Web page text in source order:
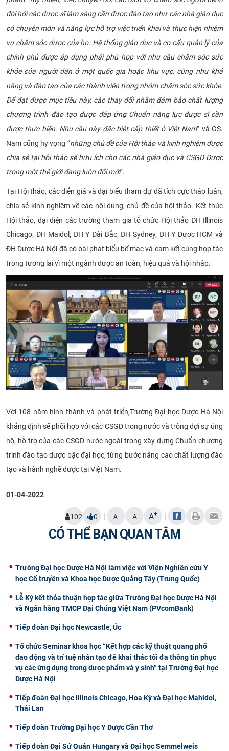
đòi hỏi các dược sĩ lâm sàng cần được đào tạo như các nhà giáo dục
có chuyên môn và năng lực hỗ trợ việc triển khai và thực hiện nhiệm
vụ chăm sóc dược của họ. Hệ thống giáo dục và cơ cấu quản lý của
chính phủ được áp dụng phải phù hợp với nhu cầu chăm sóc sức
khỏe của người dân ở một quốc gia hoặc khu vực, cũng như khả
năng và đào tạo của các thành viên trong nhóm chăm sóc sức khỏe.
Để đạt được mục tiêu này, các thay đổi nhằm đảm bảo chất lượng
chương trình đào tạo dược đáp ứng Chuẩn năng lực dược sĩ cần
được thực hiện. Nhu cầu này đặc biệt cấp thiết ở Việt Nam” và GS.
Nam cũng hy vọng “những chủ đề của Hội thảo và kinh nghiệm được
chia sẻ tại hội thảo sẽ hữu ích cho các nhà giáo dục và CSGD Dược
trong một thế giới đang luôn đổi mới”.
Tại Hội thảo, các diễn giả và đại biểu tham dự đã tích cực thảo luận,
chia sẻ kinh nghiệm về các nội dung, chủ đề của hội thảo. Kết thúc
Hội thảo, đại diện các trường tham gia tổ chức Hội thảo ĐH Illinois
Chicago, ĐH Maidol, ĐH Y Đài Bắc, ĐH Sydney, ĐH Y Dược HCM và
ĐH Dược Hà Nội đã có bài phát biểu bế mạc và cam kết cùng hợp tác
trong tương lai vì một ngành dược an toàn, hiệu quả và hội nhập.
Với 108 năm hình thành và phát triển,Trường Đại học Dược Hà Nội
khẳng định sẽ phối hợp với các CSGD trong nước và trông đợi sự ủng
hộ, hỗ trợ của các CSGD nước ngoài trong xây dựng Chuẩn chương
trình đào tạo dược bậc đại học, từng bước nâng cao chất lượng đào
tạo và hành nghề dược tại Việt Nam.
01-04-2022
102 0 | A- A A+ |
CÓ THỂ BẠN QUAN TÂM
Trường Đại học Dược Hà Nội làm việc với Viện Nghiên cứu Y
học Cổ truyền và Khoa học Dược Quảng Tây (Trung Quốc)
Lễ Ký kết thỏa thuận hợp tác giữa Trường Đại học Dược Hà Nội
và Ngân hàng TMCP Đại Chúng Việt Nam (PVcomBank)
Tiếp đoàn Đại học Newcastle, Úc
Tổ chức Seminar khoa học “Kết hợp các kỹ thuật quang phổ
dao động và trí tuệ nhân tạo để khai thác tối đa thông tin phục
vụ các ứng dụng trong dược phẩm và y sinh” tại Trường Đại học
Dược Hà Nội
Tiếp đoàn Đại học Illinois Chicago, Hoa Kỳ và Đại học Mahidol,
Thái Lan
Tiếp đoàn Trường Đại học Y Dược Cần Thơ
Tiếp đoàn Đại Sứ Quán Hungary và Đại học Semmelweis